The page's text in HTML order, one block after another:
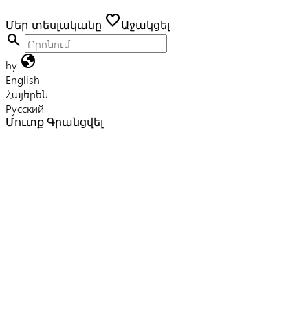
Մեր տեսլականը favoriteԱջակցել
search
hy globe
English
Հայերեն
Русский
Մուտք Գրանցվել